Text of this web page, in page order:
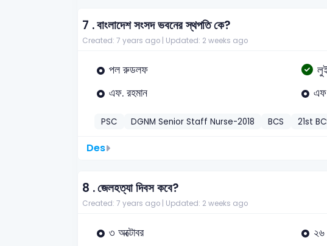
7 .বাংলাদেশ সংসদ ভবনের স্থপতি কে?
Created: 7 years ago | Updated: 2 weeks ago
পল রুডলফ
এফ. রহমান
PSC DGNM Senior Staff Nurse-2018 BCS 21st
Des
8 .জেলহত্যা দিবস কবে?
Created: 7 years ago | Updated: 2 weeks ago
৩ অক্টোবর
২৬